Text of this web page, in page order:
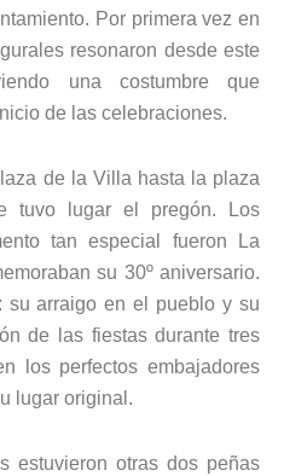
Por primera vez en
resonaron desde este
una costumbre que
de las celebraciones.
de la Villa hasta la plaza
tuvo lugar el pregón. Los
tan especial fueron La
su 30º aniversario.
su arraigo en el pueblo y su
de las fiestas durante tres
los perfectos embajadores
lugar original.
estuvieron otras dos peñas